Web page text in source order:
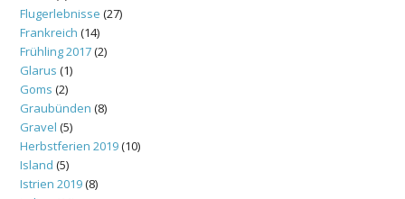
Flugerlebnisse (27)
Frankreich (14)
Frühling 2017(2)
Glarus (1)
Goms (2)
Graubünden (8)
Gravel (5)
Herbstferien 2019(10)
Island (5)
Istrien 2019(8)